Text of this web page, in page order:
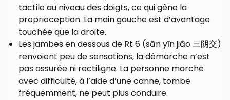
tactile au niveau des doigts, ce qui gêne la
proprioception. La main gauche est d’avantage
touchée que la droite.
Les jambes en dessous de Rt 6 (sān yīn jiāo 三阴交)
renvoient peu de sensations, la démarche n’est
pas assurée ni rectiligne. La personne marche
avec difficulté, à l’aide d’une canne, tombe
fréquemment, ne peut plus conduire.